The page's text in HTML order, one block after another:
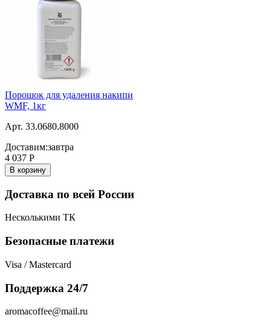
Порошок для удаления накипи
WMF, 1кг
Арт. 33.0680.8000
Доставим:завтра
4 037 Р
В корзину
Доставка по всей России
Несколькими ТК
Безопасные платежи
Visa / Mastercard
Поддержка 24/7
aromacoffee@mail.ru